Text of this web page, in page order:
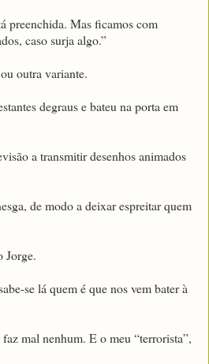
preenchida. Mas ficamos com
caso surja algo.”
outra variante.
degraus e bateu na porta em
a transmitir desenhos animados
de modo a deixar espreitar quem
Jorge.
se lá quem é que nos vem bater à
mal nenhum. E o meu “terrorista”,